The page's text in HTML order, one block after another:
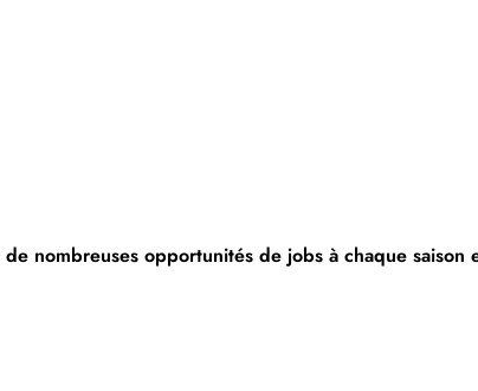
nombreuses opportunités de jobs à chaque saison